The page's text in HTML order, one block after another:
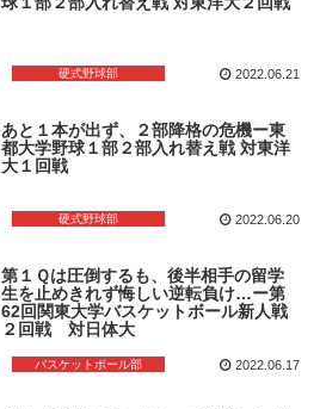
硬式野球部 2022.06.21
硬式野球部
あと１本が出ず、２部降格の危機ー東
都大学野球１部２部入れ替え戦 対東洋
大１回戦
2022.06.20
バスケットボール部
第１Ｑは圧倒するも、後半相手の留学
生を止めきれず悔しい逆転負け…ー第
62回関東大学バスケットボール新人戦
２回戦 対日体大
2022.06.17